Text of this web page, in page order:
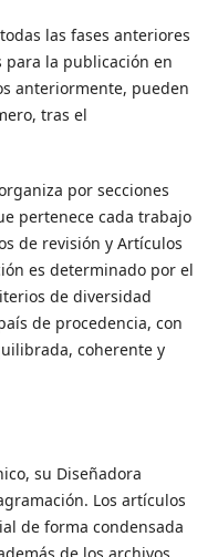
las fases anteriores
para la publicación en
anteriormente, pueden
tras el
por secciones
pertenece cada trabajo
de revisión y Artículos
es determinado por el
de diversidad
de procedencia, con
coherente y
su Diseñadora
Los artículos
de forma condensada